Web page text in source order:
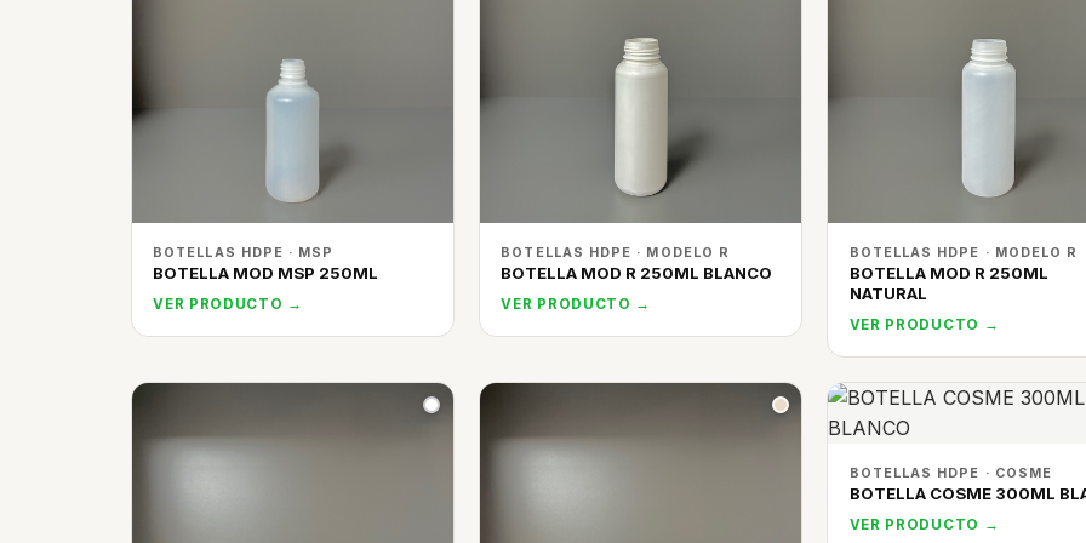
BOTELLAS HDPE · MSP
BOTELLA MOD MSP 250ML
VER PRODUCTO →
BOTELLAS HDPE · MODELO R
BOTELLA MOD R 250ML BLANCO
VER PRODUCTO →
BOTELLAS HDPE · MODELO R
BOTELLA MOD R 250ML
NATURAL
VER PRODUCTO →
BOTELLAS HDPE · COSME
BOTELLA COSME 300ML
VER PRODUCTO →